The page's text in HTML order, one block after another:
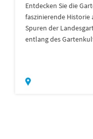
Entdecken Sie die
faszinierende Historie
Spuren der
entlang des